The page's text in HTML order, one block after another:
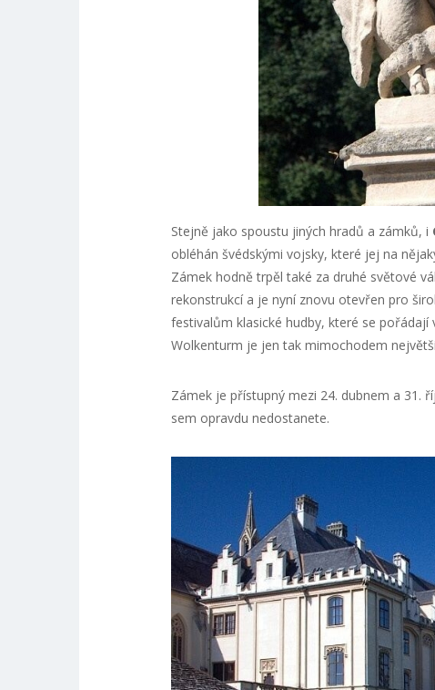
Stejně jako spoustu jiných hradů a zámků, i
obléhán švédskými vojsky, které jej na
Zámek hodně trpěl také za druhé světové
rekonstrukcí a je nyní znovu otevřen pro
festivalům klasické hudby, které se
Wolkenturm je jen tak mimochodem
Zámek je přístupný mezi 24. dubnem a 31.
sem opravdu nedostanete.